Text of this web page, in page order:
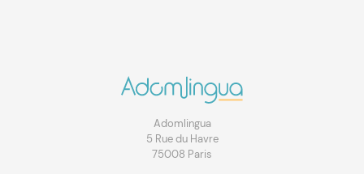
Adomlingua
5 Rue du Havre
75008 Paris